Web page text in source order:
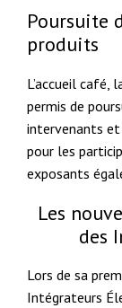
Poursuite
produits
L’accueil
permis de
intervenants et
pour les
exposants
Les
des
Lors de sa
Intégrateurs